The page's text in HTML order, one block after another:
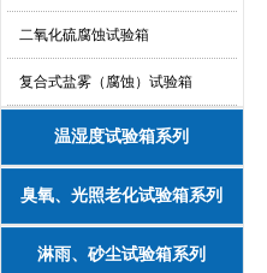
二氧化硫腐蚀试验箱
复合式盐雾（腐蚀）试验箱
温湿度试验箱系列
臭氧、光照老化试验箱系列
淋雨、砂尘试验箱系列